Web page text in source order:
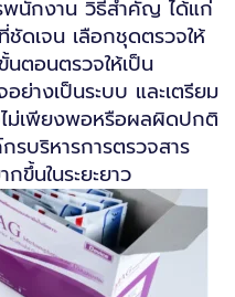
พนักงาน วิธีสำคัญ ได้แก่
ดเจน เลือกชุดตรวจให้
ตอนตรวจให้เป็น
ย่างเป็นระบบ และเตรียม
ม่เพียงพอหรือผลผิดปกติ
รบริหารการตรวจสาร
ขึ้นในระยะยาว